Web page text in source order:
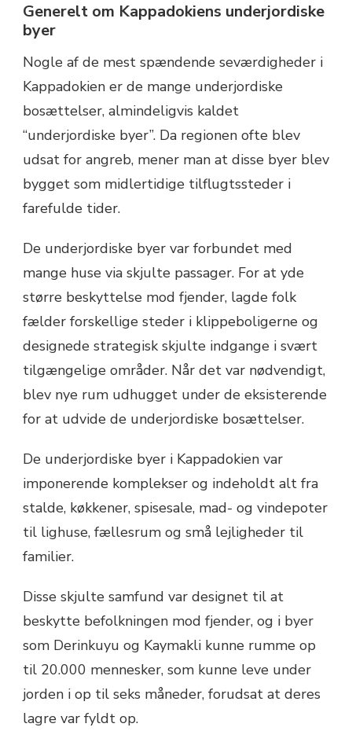
Generelt om Kappadokiens underjordiske
byer
Nogle af de mest spændende seværdigheder i
Kappadokien er de mange underjordiske
bosættelser, almindeligvis kaldet
“underjordiske byer”. Da regionen ofte blev
udsat for angreb, mener man at disse byer blev
bygget som midlertidige tilflugtssteder i
farefulde tider.
De underjordiske byer var forbundet med
mange huse via skjulte passager. For at yde
større beskyttelse mod fjender, lagde folk
fælder forskellige steder i klippeboligerne og
designede strategisk skjulte indgange i svært
tilgængelige områder. Når det var nødvendigt,
blev nye rum udhugget under de eksisterende
for at udvide de underjordiske bosættelser.
De underjordiske byer i Kappadokien var
imponerende komplekser og indeholdt alt fra
stalde, køkkener, spisesale, mad- og vindepoter
til lighuse, fællesrum og små lejligheder til
familier.
Disse skjulte samfund var designet til at
beskytte befolkningen mod fjender, og i byer
som Derinkuyu og Kaymakli kunne rumme op
til 20.000 mennesker, som kunne leve under
jorden i op til seks måneder, forudsat at deres
lagre var fyldt op.